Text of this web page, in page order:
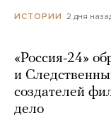
ИСТОРИИ 2 дня
«Россия-24»
и
создателей
дело